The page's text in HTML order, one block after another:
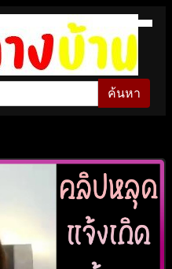
ค้นหา